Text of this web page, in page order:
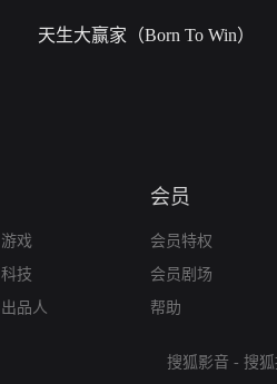
天生大赢家（Born To Win）
游戏
科技
出品人
会员
会员特权
会员剧场
帮助
搜狐影音 - 搜